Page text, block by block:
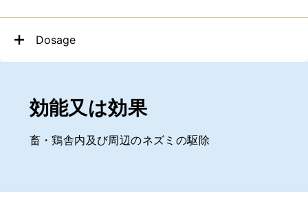
Dosage
効能又は効果
畜・鶏舎内及び周辺のネズミの駆除